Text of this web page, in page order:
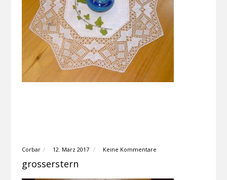
Corbar 12. März 2017 Keine Kommentare
grosserstern